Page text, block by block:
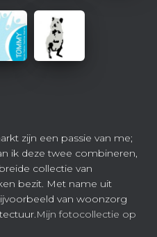
zijn een passie van me;
ik deze twee combineren,
collectie van
bezit. Met name uit
van woonzorg
Mijn fotocollectie op